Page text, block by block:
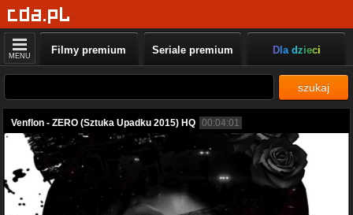
MENU Filmy premium Seriale premium Dla dzieci
szukaj
Venflon - ZERO (Sztuka Upadku 2015) HQ 00:04:01